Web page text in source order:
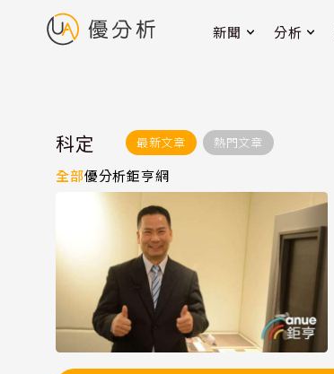
新聞 分析
科定 最新文章 熱門文章
全部優分析鉅亨網